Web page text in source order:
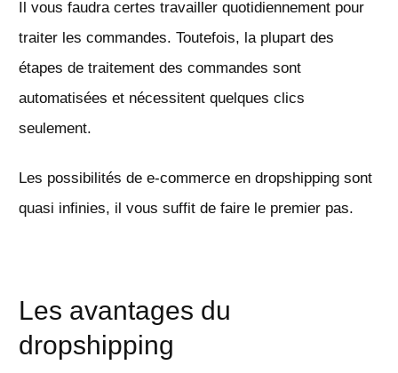
Il vous faudra certes travailler quotidiennement pour
traiter les commandes. Toutefois, la plupart des
étapes de traitement des commandes sont
automatisées et nécessitent quelques clics
seulement.
Les possibilités de e-commerce en dropshipping sont
quasi infinies, il vous suffit de faire le premier pas.
Les avantages du
dropshipping